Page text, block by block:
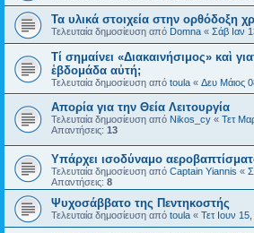
Τα υλικά στοιχεία στην ορθόδοξη
Τελευταία δημοσίευση από Domna « Σάβ Ιαν
Τί σημαίνει «Διακαινήσιμος» καὶ
ἑβδομάδα αὐτή;
Τελευταία δημοσίευση από toula « Δευ Μάιος
Απορία για την Θεία Λειτουργία
Τελευταία δημοσίευση από Nikos_cy « Τετ
Απαντήσεις: 13
Υπάρχει ισοδύναμο
Τελευταία δημοσίευση από Captain Yiannis «
Απαντήσεις: 8
Ψυχοσάββατο της Πεντηκοστής
Τελευταία δημοσίευση από toula « Τετ Ιουν